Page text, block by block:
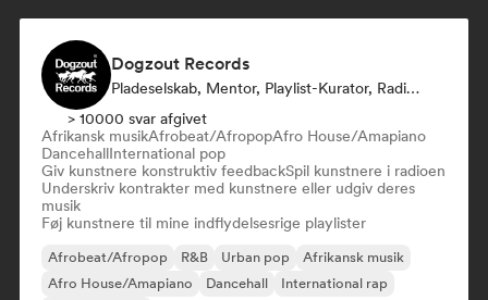
Dogzout Records
Pladeselskab, Mentor, Playlist-Kurator, Radio Station
> 10000 svar afgivet
Afrikansk musikAfrobeat/AfropopAfro House/Amapiano
DancehallInternational pop
Giv kunstnere konstruktiv feedbackSpil kunstnere i radioen
Underskriv kontrakter med kunstnere eller udgiv deres
musik
Føj kunstnere til mine indflydelsesrige playlister
Afrobeat/Afropop R&B Urban pop
Afrikansk musik
Afro House/Amapiano
Dancehall
International rap